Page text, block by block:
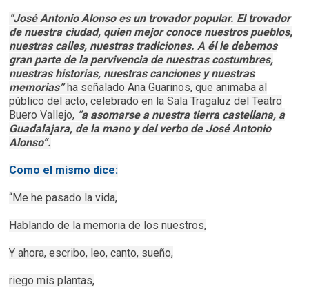
“José Antonio Alonso es un trovador popular. El trovador
de nuestra ciudad, quien mejor conoce nuestros pueblos,
nuestras calles, nuestras tradiciones. A él le debemos
gran parte de la pervivencia de nuestras costumbres,
nuestras historias, nuestras canciones y nuestras
memorias”ha señalado Ana Guarinos, que animaba al
público del acto, celebrado en la Sala Tragaluz del Teatro
Buero Vallejo, “a asomarse a nuestra tierra castellana, a
Guadalajara, de la mano y del verbo de José Antonio
Alonso”.
Como el mismo dice:
“Me he pasado la vida,
Hablando de la memoria de los nuestros,
Y ahora, escribo, leo, canto, sueño,
riego mis plantas,